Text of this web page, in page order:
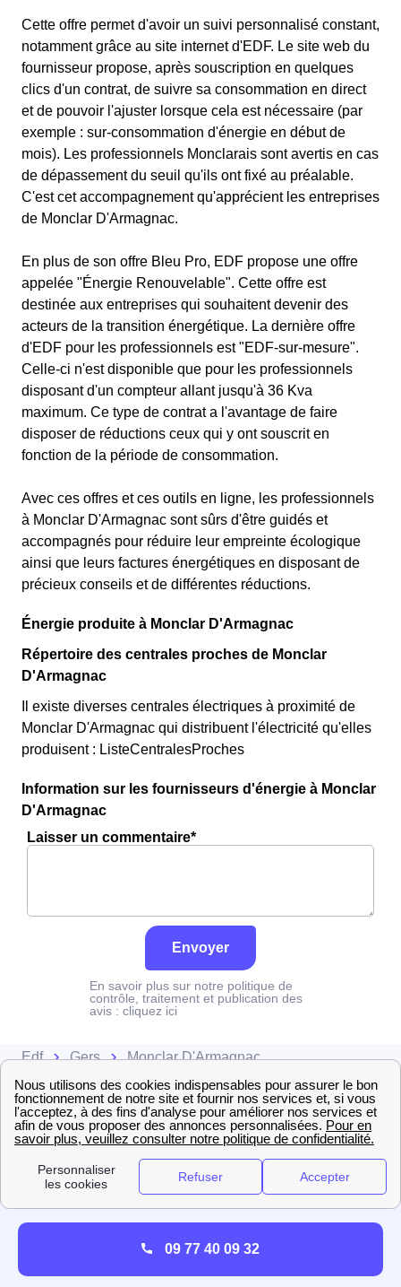
Cette offre permet d'avoir un suivi personnalisé constant,
notamment grâce au site internet d'EDF. Le site web du
fournisseur propose, après souscription en quelques
clics d'un contrat, de suivre sa consommation en direct
et de pouvoir l'ajuster lorsque cela est nécessaire (par
exemple : sur-consommation d'énergie en début de
mois). Les professionnels Monclarais sont avertis en cas
de dépassement du seuil qu'ils ont fixé au préalable.
C'est cet accompagnement qu'apprécient les entreprises
de Monclar D'Armagnac.
En plus de son offre Bleu Pro, EDF propose une offre
appelée "Énergie Renouvelable". Cette offre est
destinée aux entreprises qui souhaitent devenir des
acteurs de la transition énergétique. La dernière offre
d'EDF pour les professionnels est "EDF-sur-mesure".
Celle-ci n'est disponible que pour les professionnels
disposant d'un compteur allant jusqu'à 36 Kva
maximum. Ce type de contrat a l'avantage de faire
disposer de réductions ceux qui y ont souscrit en
fonction de la période de consommation.
Avec ces offres et ces outils en ligne, les professionnels
à Monclar D'Armagnac sont sûrs d'être guidés et
accompagnés pour réduire leur empreinte écologique
ainsi que leurs factures énergétiques en disposant de
précieux conseils et de différentes réductions.
Énergie produite à Monclar D'Armagnac
Répertoire des centrales proches de Monclar
D'Armagnac
Il existe diverses centrales électriques à proximité de
Monclar D'Armagnac qui distribuent l'électricité qu'elles
produisent : ListeCentralesProches
Information sur les fournisseurs d'énergie à Monclar
D'Armagnac
Laisser un commentaire*
Envoyer
En savoir plus sur notre politique de
contrôle, traitement et publication des
avis : cliquez ici
Edf Gers Monclar D'Armagnac
09 77 40 09 32